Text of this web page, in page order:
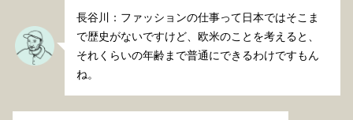
長谷川：ファッションの仕事って日本ではそこま
で歴史がないですけど、欧米のことを考えると、
それくらいの年齢まで普通にできるわけですもん
ね。